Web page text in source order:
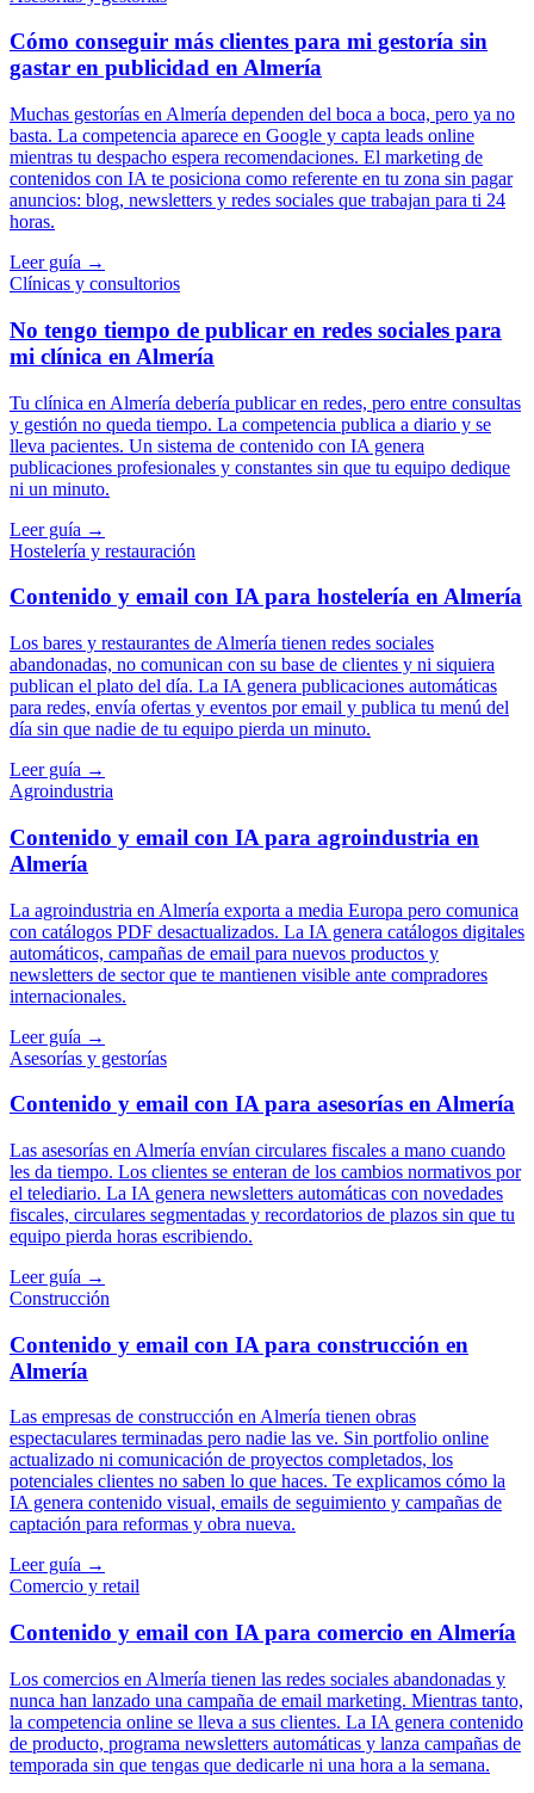
Cómo conseguir más clientes para mi gestoría sin
gastar en publicidad en Almería
Muchas gestorías en Almería dependen del boca a boca, pero ya no
basta. La competencia aparece en Google y capta leads online
mientras tu despacho espera recomendaciones. El marketing de
contenidos con IA te posiciona como referente en tu zona sin pagar
anuncios: blog, newsletters y redes sociales que trabajan para ti 24
horas.
Leer guía →
Clínicas y consultorios
No tengo tiempo de publicar en redes sociales para
mi clínica en Almería
Tu clínica en Almería debería publicar en redes, pero entre consultas
y gestión no queda tiempo. La competencia publica a diario y se
lleva pacientes. Un sistema de contenido con IA genera
publicaciones profesionales y constantes sin que tu equipo dedique
ni un minuto.
Leer guía →
Hostelería y restauración
Contenido y email con IA para hostelería en Almería
Los bares y restaurantes de Almería tienen redes sociales
abandonadas, no comunican con su base de clientes y ni siquiera
publican el plato del día. La IA genera publicaciones automáticas
para redes, envía ofertas y eventos por email y publica tu menú del
día sin que nadie de tu equipo pierda un minuto.
Leer guía →
Agroindustria
Contenido y email con IA para agroindustria en
Almería
La agroindustria en Almería exporta a media Europa pero comunica
con catálogos PDF desactualizados. La IA genera catálogos digitales
automáticos, campañas de email para nuevos productos y
newsletters de sector que te mantienen visible ante compradores
internacionales.
Leer guía →
Asesorías y gestorías
Contenido y email con IA para asesorías en Almería
Las asesorías en Almería envían circulares fiscales a mano cuando
les da tiempo. Los clientes se enteran de los cambios normativos por
el telediario. La IA genera newsletters automáticas con novedades
fiscales, circulares segmentadas y recordatorios de plazos sin que tu
equipo pierda horas escribiendo.
Leer guía →
Construcción
Contenido y email con IA para construcción en
Almería
Las empresas de construcción en Almería tienen obras
espectaculares terminadas pero nadie las ve. Sin portfolio online
actualizado ni comunicación de proyectos completados, los
potenciales clientes no saben lo que haces. Te explicamos cómo la
IA genera contenido visual, emails de seguimiento y campañas de
captación para reformas y obra nueva.
Leer guía →
Comercio y retail
Contenido y email con IA para comercio en Almería
Los comercios en Almería tienen las redes sociales abandonadas y
nunca han lanzado una campaña de email marketing. Mientras tanto,
la competencia online se lleva a sus clientes. La IA genera contenido
de producto, programa newsletters automáticas y lanza campañas de
temporada sin que tengas que dedicarle ni una hora a la semana.